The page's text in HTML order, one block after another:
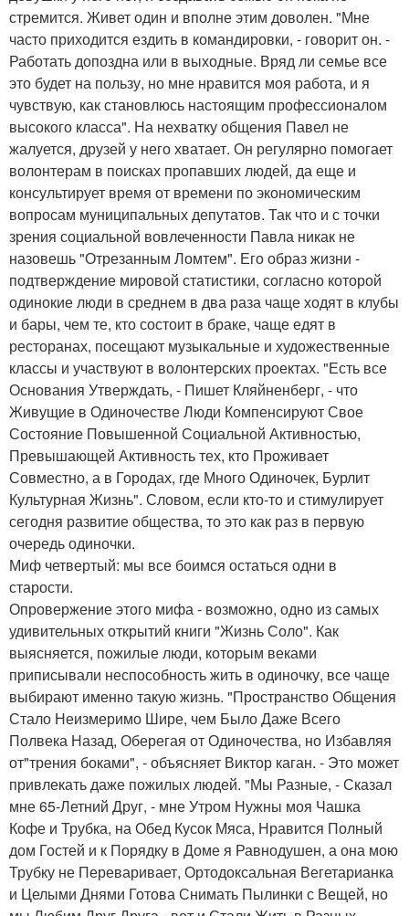
стремится. Живет один и вполне этим доволен. "Мне
часто приходится ездить в командировки, - говорит он. -
Работать допоздна или в выходные. Вряд ли семье все
это будет на пользу, но мне нравится моя работа, и я
чувствую, как становлюсь настоящим профессионалом
высокого класса". На нехватку общения Павел не
жалуется, друзей у него хватает. Он регулярно помогает
волонтерам в поисках пропавших людей, да еще и
консультирует время от времени по экономическим
вопросам муниципальных депутатов. Так что и с точки
зрения социальной вовлеченности Павла никак не
назовешь "Отрезанным Ломтем". Его образ жизни -
подтверждение мировой статистики, согласно которой
одинокие люди в среднем в два раза чаще ходят в клубы
и бары, чем те, кто состоит в браке, чаще едят в
ресторанах, посещают музыкальные и художественные
классы и участвуют в волонтерских проектах. "Есть все
Основания Утверждать, - Пишет Кляйненберг, - что
Живущие в Одиночестве Люди Компенсируют Свое
Состояние Повышенной Социальной Активностью,
Превышающей Активность тех, кто Проживает
Совместно, а в Городах, где Много Одиночек, Бурлит
Культурная Жизнь". Словом, если кто-то и стимулирует
сегодня развитие общества, то это как раз в первую
очередь одиночки.
Миф четвертый: мы все боимся остаться одни в
старости.
Опровержение этого мифа - возможно, одно из самых
удивительных открытий книги "Жизнь Соло". Как
выясняется, пожилые люди, которым веками
приписывали неспособность жить в одиночку, все чаще
выбирают именно такую жизнь. "Пространство Общения
Стало Неизмеримо Шире, чем Было Даже Всего
Полвека Назад, Оберегая от Одиночества, но Избавляя
от"трения боками", - объясняет Виктор каган. - Это может
привлекать даже пожилых людей. "Мы Разные, - Сказал
мне 65-Летний Друг, - мне Утром Нужны моя Чашка
Кофе и Трубка, на Обед Кусок Мяса, Нравится Полный
дом Гостей и к Порядку в Доме я Равнодушен, а она мою
Трубку не Переваривает, Ортодоксальная Вегетарианка
и Целыми Днями Готова Снимать Пылинки с Вещей, но